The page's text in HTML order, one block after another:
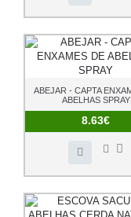
ABEJAR - CAPTA
ABELHAS SPRAY
8.63€